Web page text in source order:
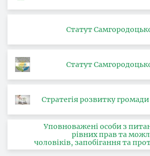
Статут
Статут
Стратегія розвитку
Уповноважені особи з
рівних прав та
чоловіків, запобігання та
за ознакою статі, з питань